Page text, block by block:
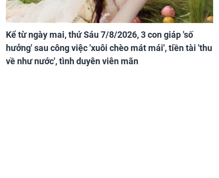
Kể từ ngày mai, thứ Sáu 7/8/2026, 3 con giáp 'số
hưởng' sau công việc 'xuôi chèo mát mái', tiền tài 'thu
về như nước', tình duyên viên mãn